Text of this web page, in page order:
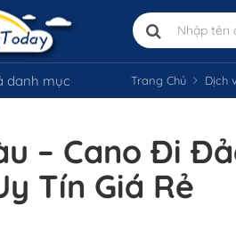
danh mục Trang Chủ Dịch
– Cano Đi
Tín Giá Rẻ